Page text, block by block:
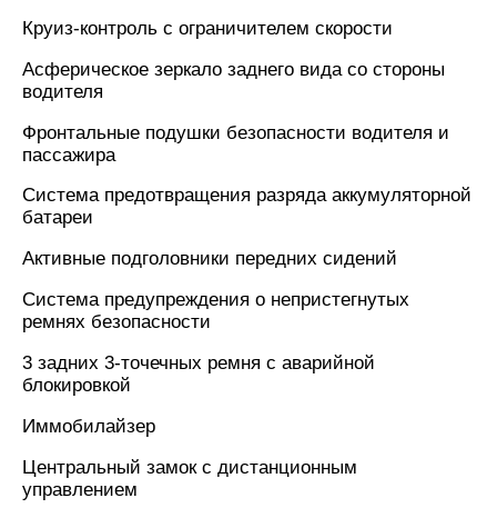
Круиз-контроль c ограничителем скорости
Асферическое зеркало заднего вида со стороны
водителя
Фронтальные подушки безопасности водителя и
пассажира
Система предотвращения разряда аккумуляторной
батареи
Активные подголовники передних сидений
Система предупреждения о непристегнутых
ремнях безопасности
3 задних 3-точечных ремня с аварийной
блокировкой
Иммобилайзер
Центральный замок с дистанционным
управлением